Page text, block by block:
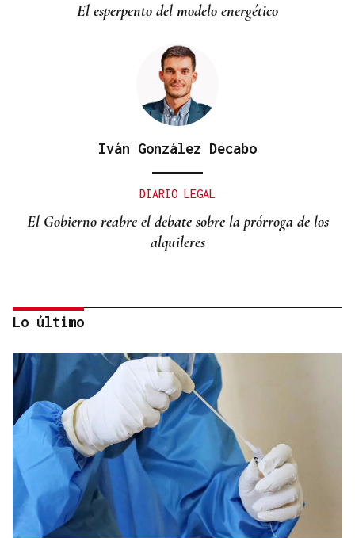
El esperpento del modelo energético
Iván González Decabo
DIARIO LEGAL
El Gobierno reabre el debate sobre la prórroga de los
alquileres
Miguel Abad Vila
TRIBUNA
Una crisis migratoria y una crisis sanitaria
Lo último